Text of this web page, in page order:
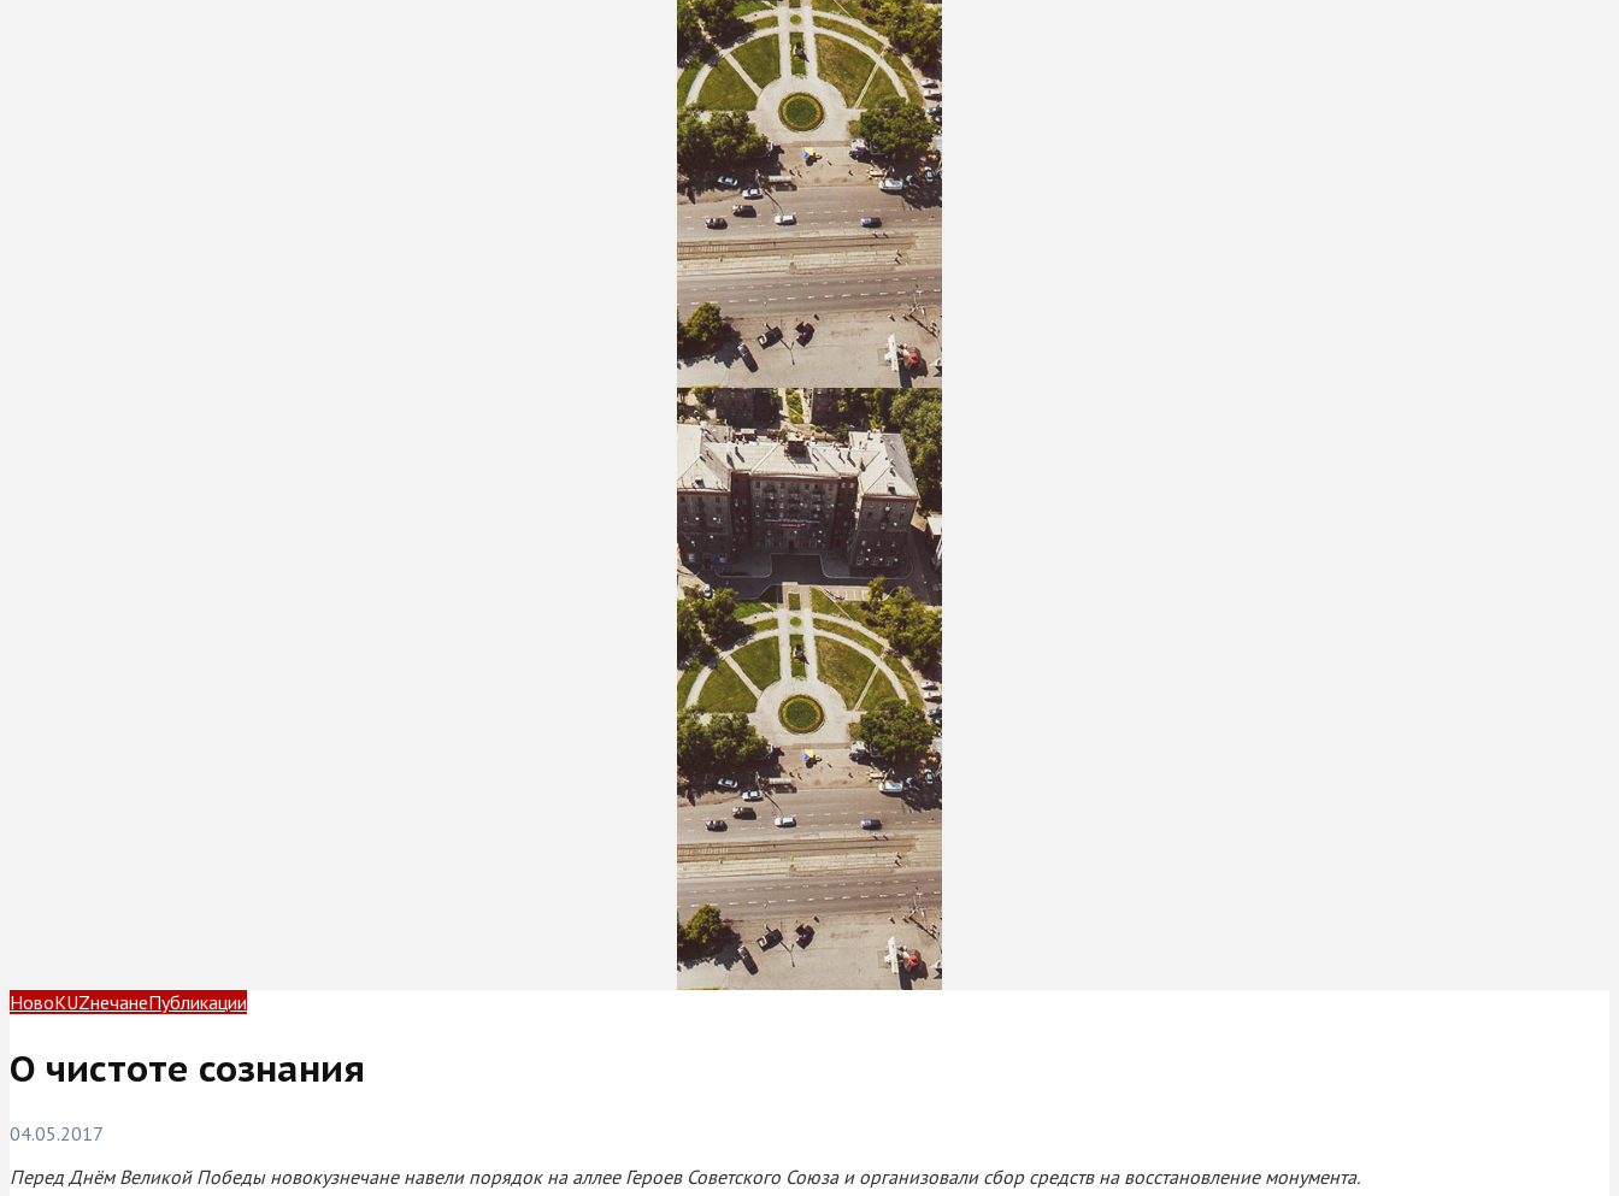
НовоKUZнечанеПубликации
О чистоте сознания
04.05.2017
Перед Днём Великой Победы новокузнечане навели порядок на аллее Героев Советского Союза и организовали сбор средств на восстановление монумента.